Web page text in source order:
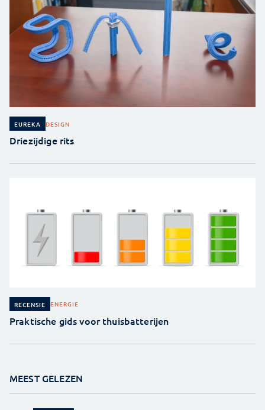
EUREKA DESIGN
Driezijdige rits
RECENSIE ENERGIE
Praktische gids voor thuisbatterijen
MEEST GELEZEN